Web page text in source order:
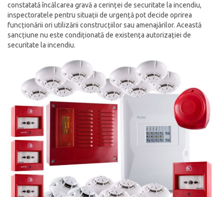
constatată încălcarea gravă a cerinței de securitate la incendiu,
inspectoratele pentru situații de urgență pot decide oprirea
funcționării ori utilizării construcțiilor sau amenajărilor. Această
sancțiune nu este condiționată de existența autorizației de
securitate la incendiu.